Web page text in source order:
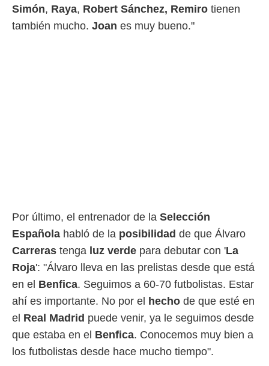
Simón, Raya, Robert Sánchez, Remiro tienen
también mucho. Joan es muy bueno."
Por último, el entrenador de la Selección
Española habló de la posibilidad de que Álvaro
Carreras tenga luz verde para debutar con 'La
Roja': "Álvaro lleva en las prelistas desde que está
en el Benfica. Seguimos a 60-70 futbolistas. Estar
ahí es importante. No por el hecho de que esté en
el Real Madrid puede venir, ya le seguimos desde
que estaba en el Benfica. Conocemos muy bien a
los futbolistas desde hace mucho tiempo".